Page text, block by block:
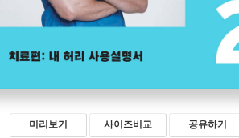
미리보기 사이즈비교 공유하기